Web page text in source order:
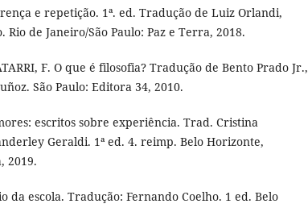
e repetição. 1ª. ed. Tradução de Luiz Orlandi,
Rio de Janeiro/São Paulo: Paz e Terra, 2018.
F. O que é filosofia? Tradução de Bento Prado Jr.,
São Paulo: Editora 34, 2010.
escritos sobre experiência. Trad. Cristina
Geraldi. 1ª ed. 4. reimp. Belo Horizonte,
2019.
da escola. Tradução: Fernando Coelho. 1 ed. Belo